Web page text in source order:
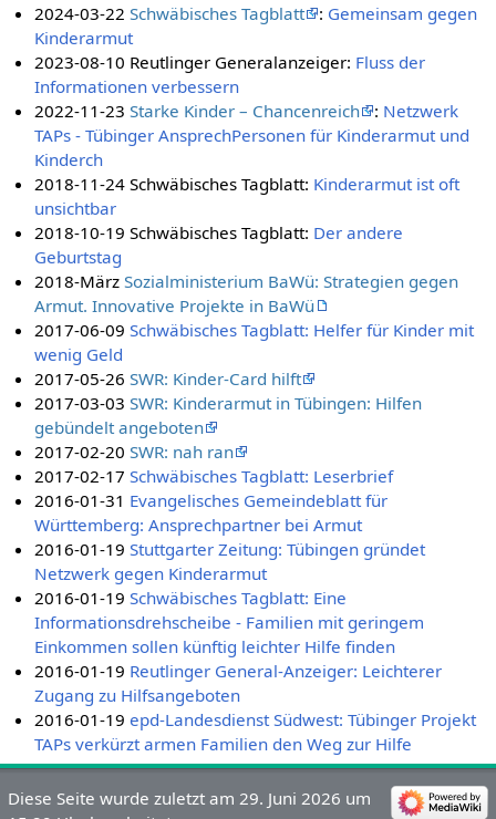
2024-03-22Schwäbisches Tagblatt : Gemeinsam gegen
Kinderarmut
2023-08-10 Reutlinger Generalanzeiger: Fluss der
Informationen verbessern
2022-11-23Starke Kinder – Chancenreich : Netzwerk
TAPs - Tübinger AnsprechPersonen für Kinderarmut und
Kinderch
2018-11-24 Schwäbisches Tagblatt: Kinderarmut ist oft
unsichtbar
2018-10-19 Schwäbisches Tagblatt: Der andere
Geburtstag
2018-MärzSozialministerium BaWü: Strategien gegen
Armut. Innovative Projekte in BaWü
2017-06-09Schwäbisches Tagblatt: Helfer für Kinder mit
wenig Geld
2017-05-26SWR: Kinder-Card hilft
2017-03-03SWR: Kinderarmut in Tübingen: Hilfen
gebündelt angeboten
2017-02-20SWR: nah ran
2017-02-17Schwäbisches Tagblatt: Leserbrief
2016-01-31 Evangelisches Gemeindeblatt für
Württemberg: Ansprechpartner bei Armut
2016-01-19Stuttgarter Zeitung: Tübingen gründet
Netzwerk gegen Kinderarmut
2016-01-19Schwäbisches Tagblatt: Eine
Informationsdrehscheibe - Familien mit geringem
Einkommen sollen künftig leichter Hilfe finden
2016-01-19 Reutlinger General-Anzeiger: Leichterer
Zugang zu Hilfsangeboten
2016-01-19epd-Landesdienst Südwest: Tübinger Projekt
TAPs verkürzt armen Familien den Weg zur Hilfe
Diese Seite wurde zuletzt am 29. Juni 2026 um